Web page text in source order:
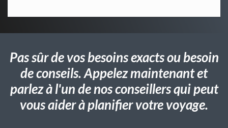
Pas sûr de vos besoins exacts ou besoin
de conseils. Appelez maintenant et
parlez à l'un de nos conseillers qui peut
vous aider à planifier votre voyage.